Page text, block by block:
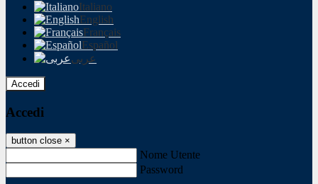
Italiano
English
Français
Español
عربى
Accedi
Accedi
button close ×
Nome Utente
Password